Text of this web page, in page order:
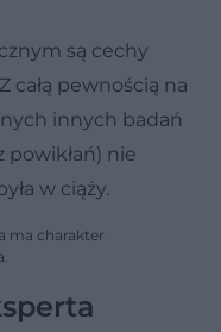
są cechy
całą pewnością na
innych badań
powikłań) nie
w ciąży.
ma charakter